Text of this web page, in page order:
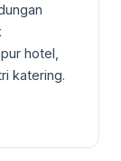
hotel,
katering.